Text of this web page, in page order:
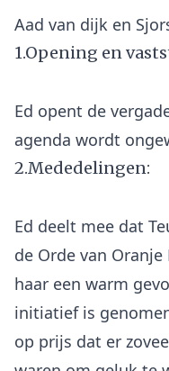
1.Opening en
Ed opent de
2.Mededelingen:
Ed deelt mee dat
de Orde van
haar een warm
initiatief is
op prijs dat er